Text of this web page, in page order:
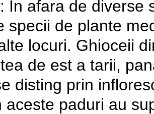
In afara de diverse
specii de plante
locuri. Ghioceii
de est a tarii,
disting prin
aceste paduri au